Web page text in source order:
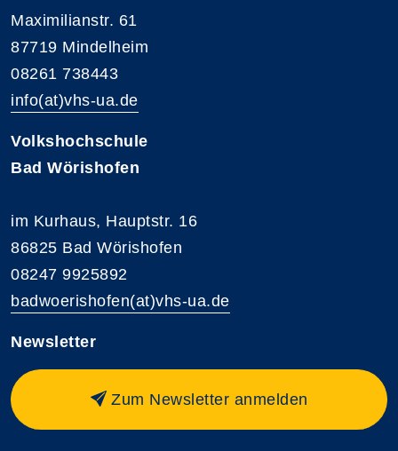
Maximilianstr. 61
87719 Mindelheim
08261 738443
info(at)vhs-ua.de
Volkshochschule
Bad Wörishofen
im Kurhaus, Hauptstr. 16
86825 Bad Wörishofen
08247 9925892
badwoerishofen(at)vhs-ua.de
Newsletter
Zum Newsletter anmelden